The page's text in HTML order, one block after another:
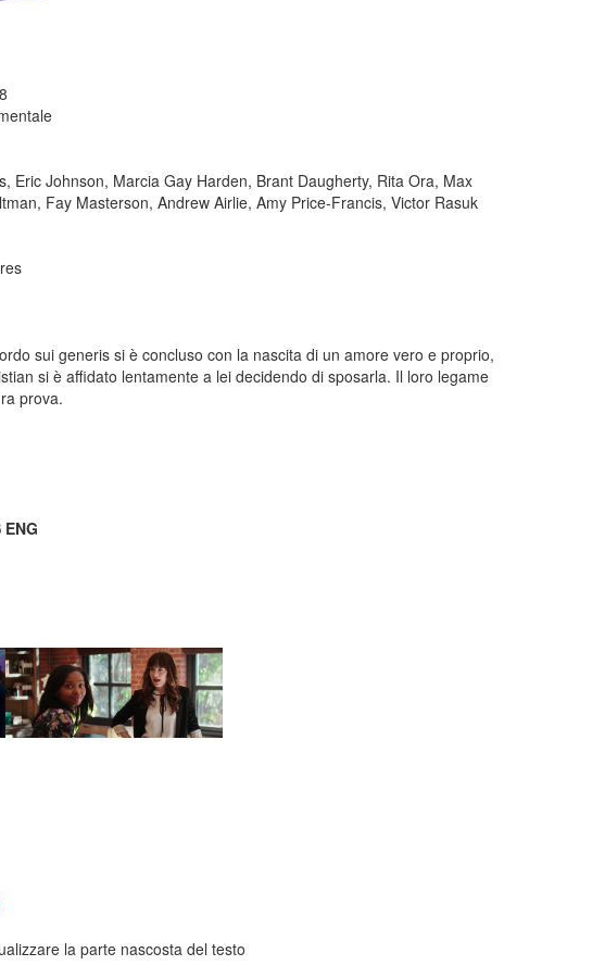
Eric Johnson, Marcia Gay Harden, Brant Daugherty, Rita Ora, Max
Fay Masterson, Andrew Airlie, Amy Price-Francis, Victor Rasuk
sui generis si è concluso con la nascita di un amore vero e proprio,
si è affidato lentamente a lei decidendo di sposarla. Il loro legame
prova.
la parte nascosta del testo